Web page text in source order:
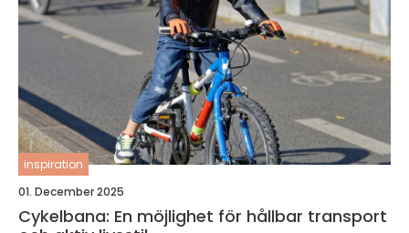
inspiration
01. December 2025
Cykelbana: En möjlighet för hållbar transport